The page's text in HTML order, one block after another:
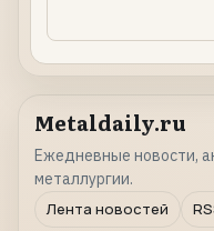
Metaldaily.ru
Ежедневные новости,
металлургии.
Лента новостей